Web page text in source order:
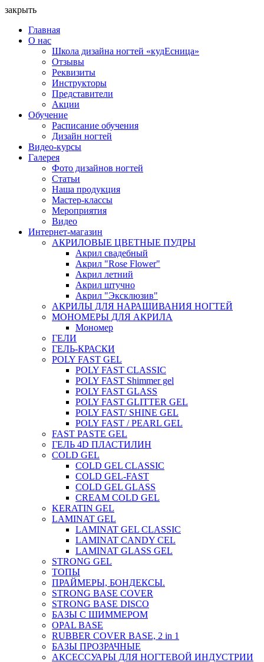
закрыть
Главная
О нас
Школа дизайна ногтей «кудЕсница»
Отзывы
Реквизиты
Инструкторы
Представители
Акции
Обучение
Расписание обучения
Дизайн ногтей
Видео-курсы
Галерея
Фото дизайнов ногтей
Статьи
Наша продукция
Мастер-классы
Мероприятия
Видео
Интернет-магазин
АКРИЛОВЫЕ ЦВЕТНЫЕ ПУДРЫ
Акрил свадебный
Акрил "Rose Flower"
Акрил летний
Акрил штучно
Акрил "Эксклюзив"
АКРИЛЫ ДЛЯ НАРАЩИВАНИЯ НОГТЕЙ
МОНОМЕРЫ ДЛЯ АКРИЛА
Мономер
ГЕЛИ
ГЕЛЬ-КРАСКИ
POLY FAST GEL
POLY FAST CLASSIC
POLY FAST Shimmer gel
POLY FAST GLASS
POLY FAST GLITTER GEL
POLY FAST/ SHINE GEL
POLY FAST / PEARL GEL
FAST PASTE GEL
ГЕЛЬ 4D ПЛАСТИЛИН
COLD GEL
COLD GEL CLASSIC
COLD GEL-FAST
COLD GEL GLASS
CREAM COLD GEL
KERATIN GEL
LAMINAT GEL
LAMINAT GEL CLASSIС
LAMINAT CANDY CEL
LAMINAT GLASS GEL
STRONG GEL
ТОПЫ
ПРАЙМЕРЫ, БОНДЕКСЫ.
STRONG BASE COVER
STRONG BASE DISCO
БАЗЫ С ШИММЕРОМ
OPAL BASE
RUBBER COVER BASE, 2 in 1
БАЗЫ ПРОЗРАЧНЫЕ
АКСЕССУАРЫ ДЛЯ НОГТЕВОЙ ИНДУСТРИИ